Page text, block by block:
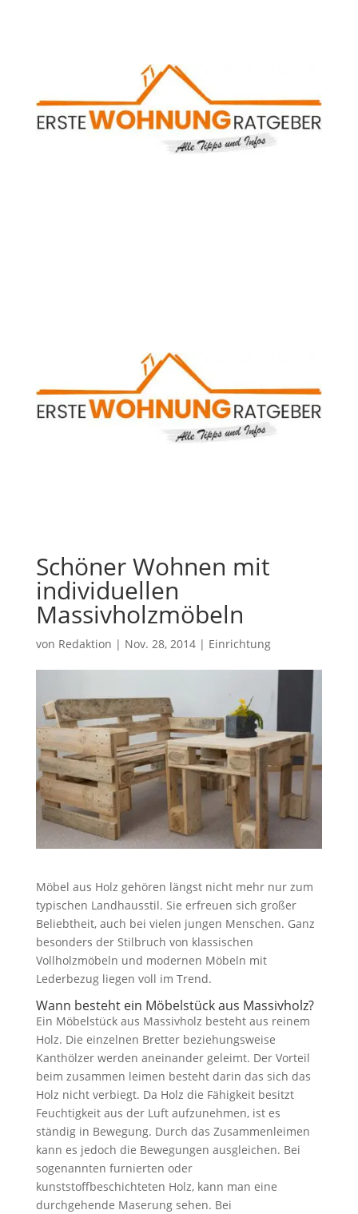
Schöner Wohnen mit
individuellen
Massivholzmöbeln
von Redaktion | Nov. 28, 2014| Einrichtung
Möbel aus Holz gehören längst nicht mehr nur zum
typischen Landhausstil. Sie erfreuen sich großer
Beliebtheit, auch bei vielen jungen Menschen. Ganz
besonders der Stilbruch von klassischen
Vollholzmöbeln und modernen Möbeln mit
Lederbezug liegen voll im Trend.
Wann besteht ein Möbelstück aus Massivholz?
Ein Möbelstück aus Massivholz besteht aus reinem
Holz. Die einzelnen Bretter beziehungsweise
Kanthölzer werden aneinander geleimt. Der Vorteil
beim zusammen leimen besteht darin das sich das
Holz nicht verbiegt. Da Holz die Fähigkeit besitzt
Feuchtigkeit aus der Luft aufzunehmen, ist es
ständig in Bewegung. Durch das Zusammenleimen
kann es jedoch die Bewegungen ausgleichen. Bei
sogenannten furnierten oder
kunststoffbeschichteten Holz, kann man eine
durchgehende Maserung sehen. Bei